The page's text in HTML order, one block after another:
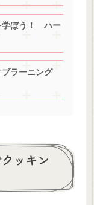
学ぼう！ ハー
ラーニング
ッキン